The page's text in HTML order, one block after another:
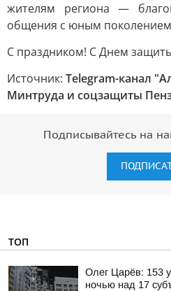
жителям региона —
общения с юным
С праздником! С Днем
Источник: Telegram-канал
Минтруда и соцзащиты
Подписывайтесь на
ТОП
Олег Царёв: 153
ночью над 17